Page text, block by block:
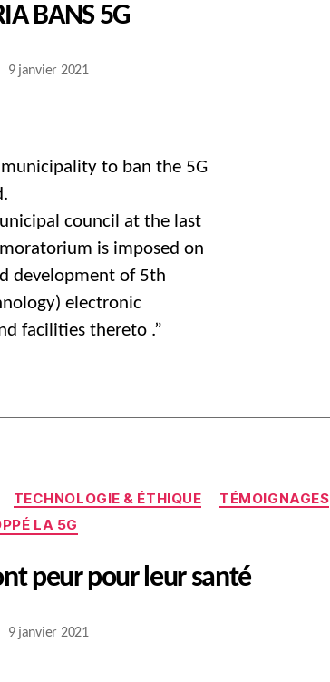
BANS 5G
9 janvier 2021
to ban the 5G
council at the last
is imposed on
development of 5th
electronic
facilities thereto .”
TECHNOLOGIE & ÉTHIQUE
TÉMOIGNAGES
LA 5G
peur pour leur santé
9 janvier 2021